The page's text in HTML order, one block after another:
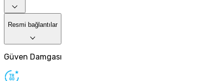
Resmi bağlantılar
Güven Damgası